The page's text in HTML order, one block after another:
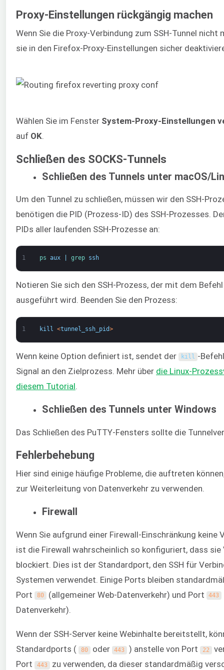
Proxy-Einstellungen rückgängig machen
Wenn Sie die Proxy-Verbindung zum SSH-Tunnel nicht
sie in den Firefox-Proxy-Einstellungen sicher
Wählen Sie im Fenster System-Proxy-Einstellungen
auf OK.
Schließen des SOCKS-Tunnels
Schließen des Tunnels unter macOS/
Um den Tunnel zu schließen, müssen wir den SSH-
benötigen die PID (Prozess-ID) des SSH-Prozesses.
PIDs aller laufenden SSH-Prozesse an:
1 ps aux grep ssh
Notieren Sie sich den SSH-Prozess, der mit dem
ausgeführt wird. Beenden Sie den Prozess:
1 kill <tunnel_ssh_pid>
Wenn keine Option definiert ist, sendet der kill -
Signal an den Zielprozess. Mehr über die Linux-
diesem Tutorial
Schließen des Tunnels unter Windows
Das Schließen des PuTTY-Fensters sollte die
Fehlerbehebung
Hier sind einige häufige Probleme, die auftreten
zur Weiterleitung von Datenverkehr zu verwenden.
Firewall
Wenn Sie aufgrund einer Firewall-Einschränkung keine
ist die Firewall wahrscheinlich so konfiguriert, dass
blockiert. Dies ist der Standardport, den SSH für
Systemen verwendet. Einige Ports bleiben
Port
80 (allgemeiner Web-Datenverkehr) und Port 443
Datenverkehr).
Wenn der SSH-Server keine Webinhalte bereitstellt,
Standardports (
80 oder 443 ) anstelle von Port 22
Port
443 zu verwenden, da dieser standardmäßig